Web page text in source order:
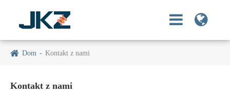
Dom Kontakt z nami
Kontakt z nami